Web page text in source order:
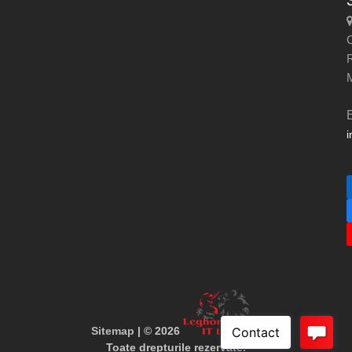
Sitemap | © 2026
Toate drepturile rezervate.